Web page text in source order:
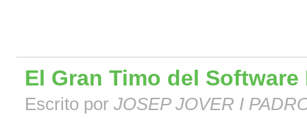
El Gran Timo del Software
Escrito por JOSEP JOVER I